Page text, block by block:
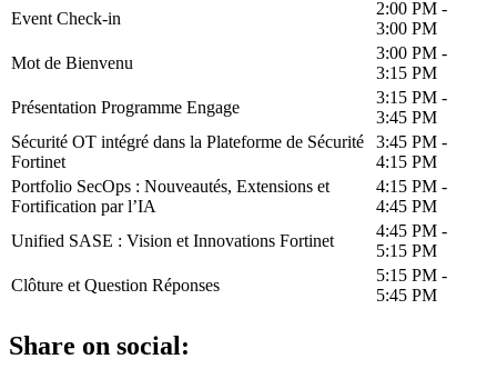
Event Check-in
2:00 PM -
3:00 PM
Mot de Bienvenu
3:00 PM -
3:15 PM
Présentation Programme Engage
3:15 PM -
3:45 PM
Sécurité OT intégré dans la Plateforme de Sécurité
Fortinet
3:45 PM -
4:15 PM
Portfolio SecOps : Nouveautés, Extensions et
Fortification par l’IA
4:15 PM -
4:45 PM
Unified SASE : Vision et Innovations Fortinet
4:45 PM -
5:15 PM
Clôture et Question Réponses
5:15 PM -
5:45 PM
Share on social: